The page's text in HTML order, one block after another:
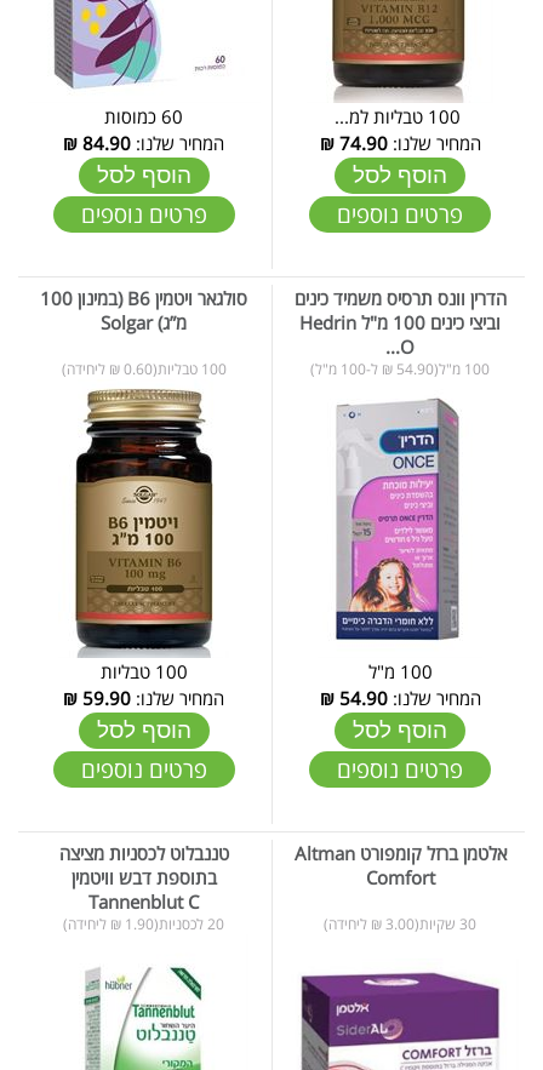
המחיר שלנו:74.90
₪
הוסף לסל
פרטים נוספים
60 כמוסות
המחיר שלנו: 84.90
₪
הוסף לסל
פרטים נוספים
הדרין וונס תרסיס משמיד כינים
וביצי כינים 100 מ"ל Hedrin
O...
100 מ"ל(54.90 ₪ ל-100 מ"ל)
100 מ"ל
המחיר שלנו:54.90
₪
הוסף לסל
פרטים נוספים
סולגאר ויטמין B6 (במינון 100
מ”ג) Solgar
100 טבליות(0.60 ₪ ליחידה)
100 טבליות
המחיר שלנו: 59.90
₪
הוסף לסל
פרטים נוספים
אלטמן ברזל קומפורט Altman
Comfort
30 שקיות(3.00 ₪ ליחידה)
טננבלוט לכסניות מציצה
בתוספת דבש וויטמין
Tannenblut C
20 לכסניות(1.90 ₪ ליחידה)